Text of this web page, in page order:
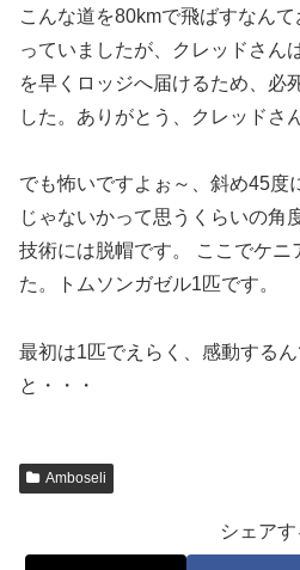
こんな道を80kmで飛ばすなん
っていましたが、クレッドさん
を早くロッジへ届けるため、必
した。ありがとう、クレッドさ
でも怖いですよぉ～、斜め45度
じゃないかって思うくらいの角
技術には脱帽です。 ここでケニ
た。トムソンガゼル1匹です。
最初は1匹でえらく、感動する
と・・・
Amboseli
シェアす